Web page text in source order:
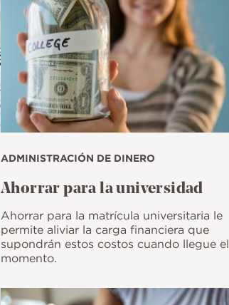
ADMINISTRACIÓN DE DINERO
Ahorrar para la universidad
Ahorrar para la matrícula universitaria le
permite aliviar la carga financiera que
supondrán estos costos cuando llegue el
momento.
Imagen